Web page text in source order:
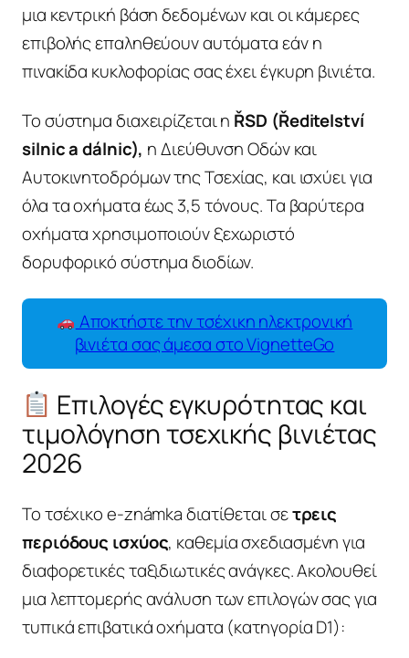
μια κεντρική βάση δεδομένων και οι κάμερες
επιβολής επαληθεύουν αυτόματα εάν η
πινακίδα κυκλοφορίας σας έχει έγκυρη βινιέτα.
Το σύστημα διαχειρίζεται η ŘSD (Ředitelství
silnic a dálnic), η Διεύθυνση Οδών και
Αυτοκινητοδρόμων της Τσεχίας, και ισχύει για
όλα τα οχήματα έως 3,5 τόνους. Τα βαρύτερα
οχήματα χρησιμοποιούν ξεχωριστό
δορυφορικό σύστημα διοδίων.
Αποκτήστε την τσέχικη ηλεκτρονική
βινιέτα σας άμεσα στο VignetteGo
Επιλογές εγκυρότητας και
τιμολόγηση τσεχικής βινιέτας
2026
Το τσέχικο e-známka διατίθεται σετρεις
περιόδους ισχύος, καθεμία σχεδιασμένη για
διαφορετικές ταξιδιωτικές ανάγκες. Ακολουθεί
μια λεπτομερής ανάλυση των επιλογών σας για
τυπικά επιβατικά οχήματα (κατηγορία D1):